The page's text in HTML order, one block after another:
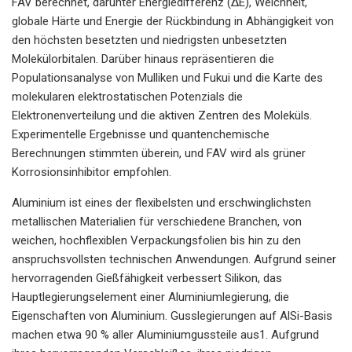
globale Härte und Energie der Rückbindung in Abhängigkeit von
den höchsten besetzten und niedrigsten unbesetzten
Molekülorbitalen. Darüber hinaus repräsentieren die
Populationsanalyse von Mulliken und Fukui und die Karte des
molekularen elektrostatischen Potenzials die
Elektronenverteilung und die aktiven Zentren des Moleküls.
Experimentelle Ergebnisse und quantenchemische
Berechnungen stimmten überein, und FAV wird als grüner
Korrosionsinhibitor empfohlen.
Aluminium ist eines der flexibelsten und erschwinglichsten
metallischen Materialien für verschiedene Branchen, von
weichen, hochflexiblen Verpackungsfolien bis hin zu den
anspruchsvollsten technischen Anwendungen. Aufgrund seiner
hervorragenden Gießfähigkeit verbessert Silikon, das
Hauptlegierungselement einer Aluminiumlegierung, die
Eigenschaften von Aluminium. Gusslegierungen auf AlSi-Basis
machen etwa 90 % aller Aluminiumgussteile aus1. Aufgrund